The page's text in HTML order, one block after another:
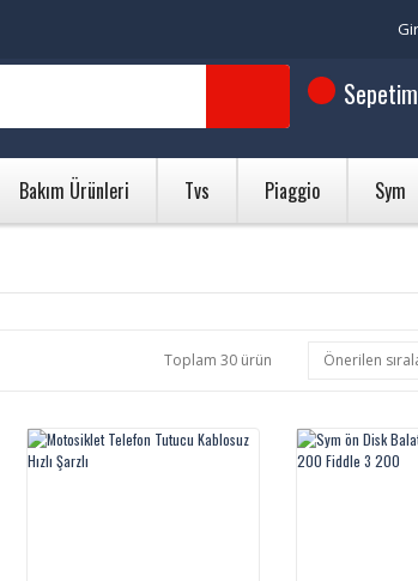
Sepetim
Bakım Ürünleri Tvs Piaggio Sym
Toplam 30 ürün